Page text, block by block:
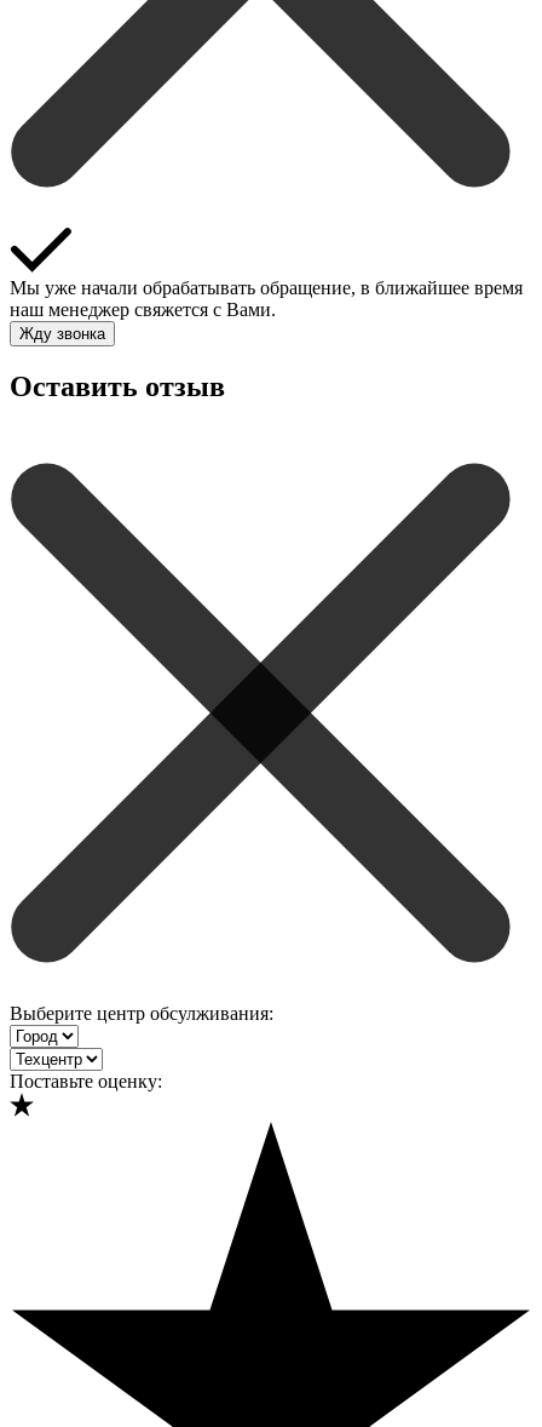
Мы уже начали обрабатывать обращение, в ближайшее время
наш менеджер свяжется с Вами.
Жду звонка
Оставить отзыв
Выберите центр обсулживания:
Поставьте оценку: